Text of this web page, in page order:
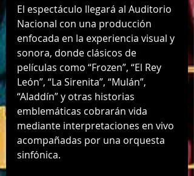
El espectáculo llegará al Auditorio
Nacional con una producción
enfocada en la experiencia visual y
sonora, donde clásicos de
películas como “Frozen”, “El Rey
León”, “La Sirenita”, “Mulán”,
“Aladdín” y otras historias
emblemáticas cobrarán vida
mediante interpretaciones en vivo
acompañadas por una orquesta
sinfónica.